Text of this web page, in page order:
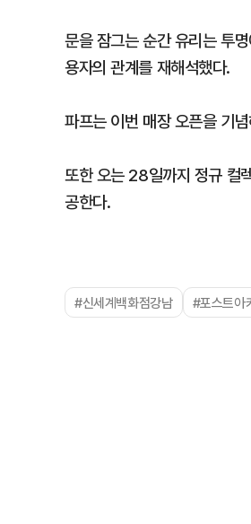
문을 잠그는 순간 유리는 투
용자의 관계를 재해석했다.
파프는 이번 매장 오픈을 기
또한 오는 28일까지 정규 컬
공한다.
#신세계백화점강남 #포스트아